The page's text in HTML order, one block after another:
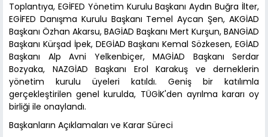
Toplantıya, EGİFED Yönetim Kurulu Başkanı Aydın Buğra İlter,
EGİFED Danışma Kurulu Başkanı Temel Aycan Şen, AKGİAD
Başkanı Özhan Akarsu, BAGİAD Başkanı Mert Kurşun, BANGİAD
Başkanı Kürşad İpek, DEGİAD Başkanı Kemal Sözkesen, EGİAD
Başkanı Alp Avni Yelkenbiçer, MAGİAD Başkanı Serdar
Bozyaka, NAZGİAD Başkanı Erol Karakuş ve derneklerin
yönetim kurulu üyeleri katıldı. Geniş bir katılımla
gerçekleştirilen genel kurulda, TÜGİK'den ayrılma kararı oy
birliği ile onaylandı.
Başkanların Açıklamaları ve Karar Süreci